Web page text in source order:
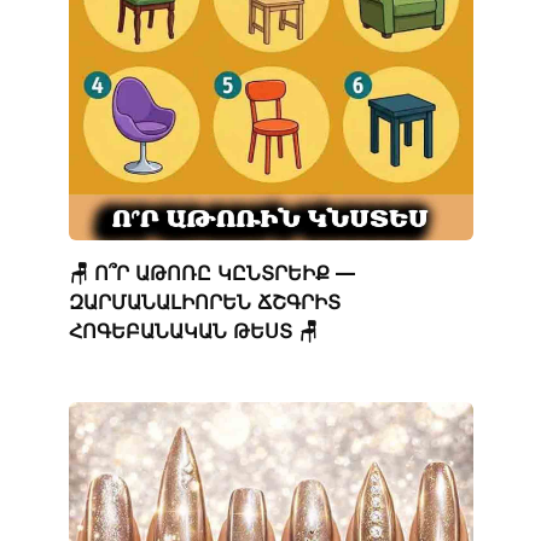
🪑 Ո՞Ր ԱԹՈՌԸ ԿԸՆՏՐԵԻՔ —
ԶԱՐՄԱՆԱԼԻՈՐԵՆ ՃՇԳՐԻՏ
ՀՈԳԵԲԱՆԱԿԱՆ ԹԵՍՏ 🪑